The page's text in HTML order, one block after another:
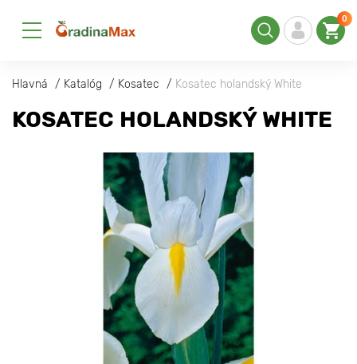
0
Hlavná Katalóg Kosatec Kosatec holandský White
KOSATEC HOLANDSKÝ WHITE